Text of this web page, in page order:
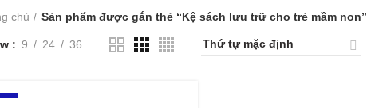
chủ Sản phẩm được gắn thẻ “Kệ sách lưu trữ cho trẻ mầm non”
9 24 36